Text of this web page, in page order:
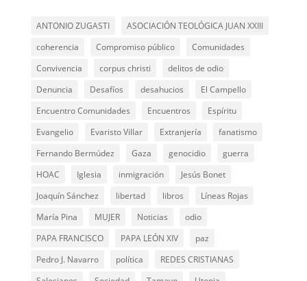
ANTONIO ZUGASTI
ASOCIACIÓN TEOLÓGICA JUAN XXIII
coherencia
Compromiso público
Comunidades
Convivencia
corpus christi
delitos de odio
Denuncia
Desafíos desahucios
El Campello
Encuentro Comunidades
Encuentros
Espíritu
Evangelio
Evaristo Villar Extranjería
fanatismo
Fernando Bermúdez
Gaza genocidio
guerra
HOAC
Iglesia inmigración
Jesús Bonet
Joaquín Sánchez
libertad libros
Líneas Rojas
María Pina
MUJER Noticias
odio
PAPA FRANCISCO
PAPA LEÓN XIV
paz
Pedro J. Navarro
política
REDES CRISTIANAS